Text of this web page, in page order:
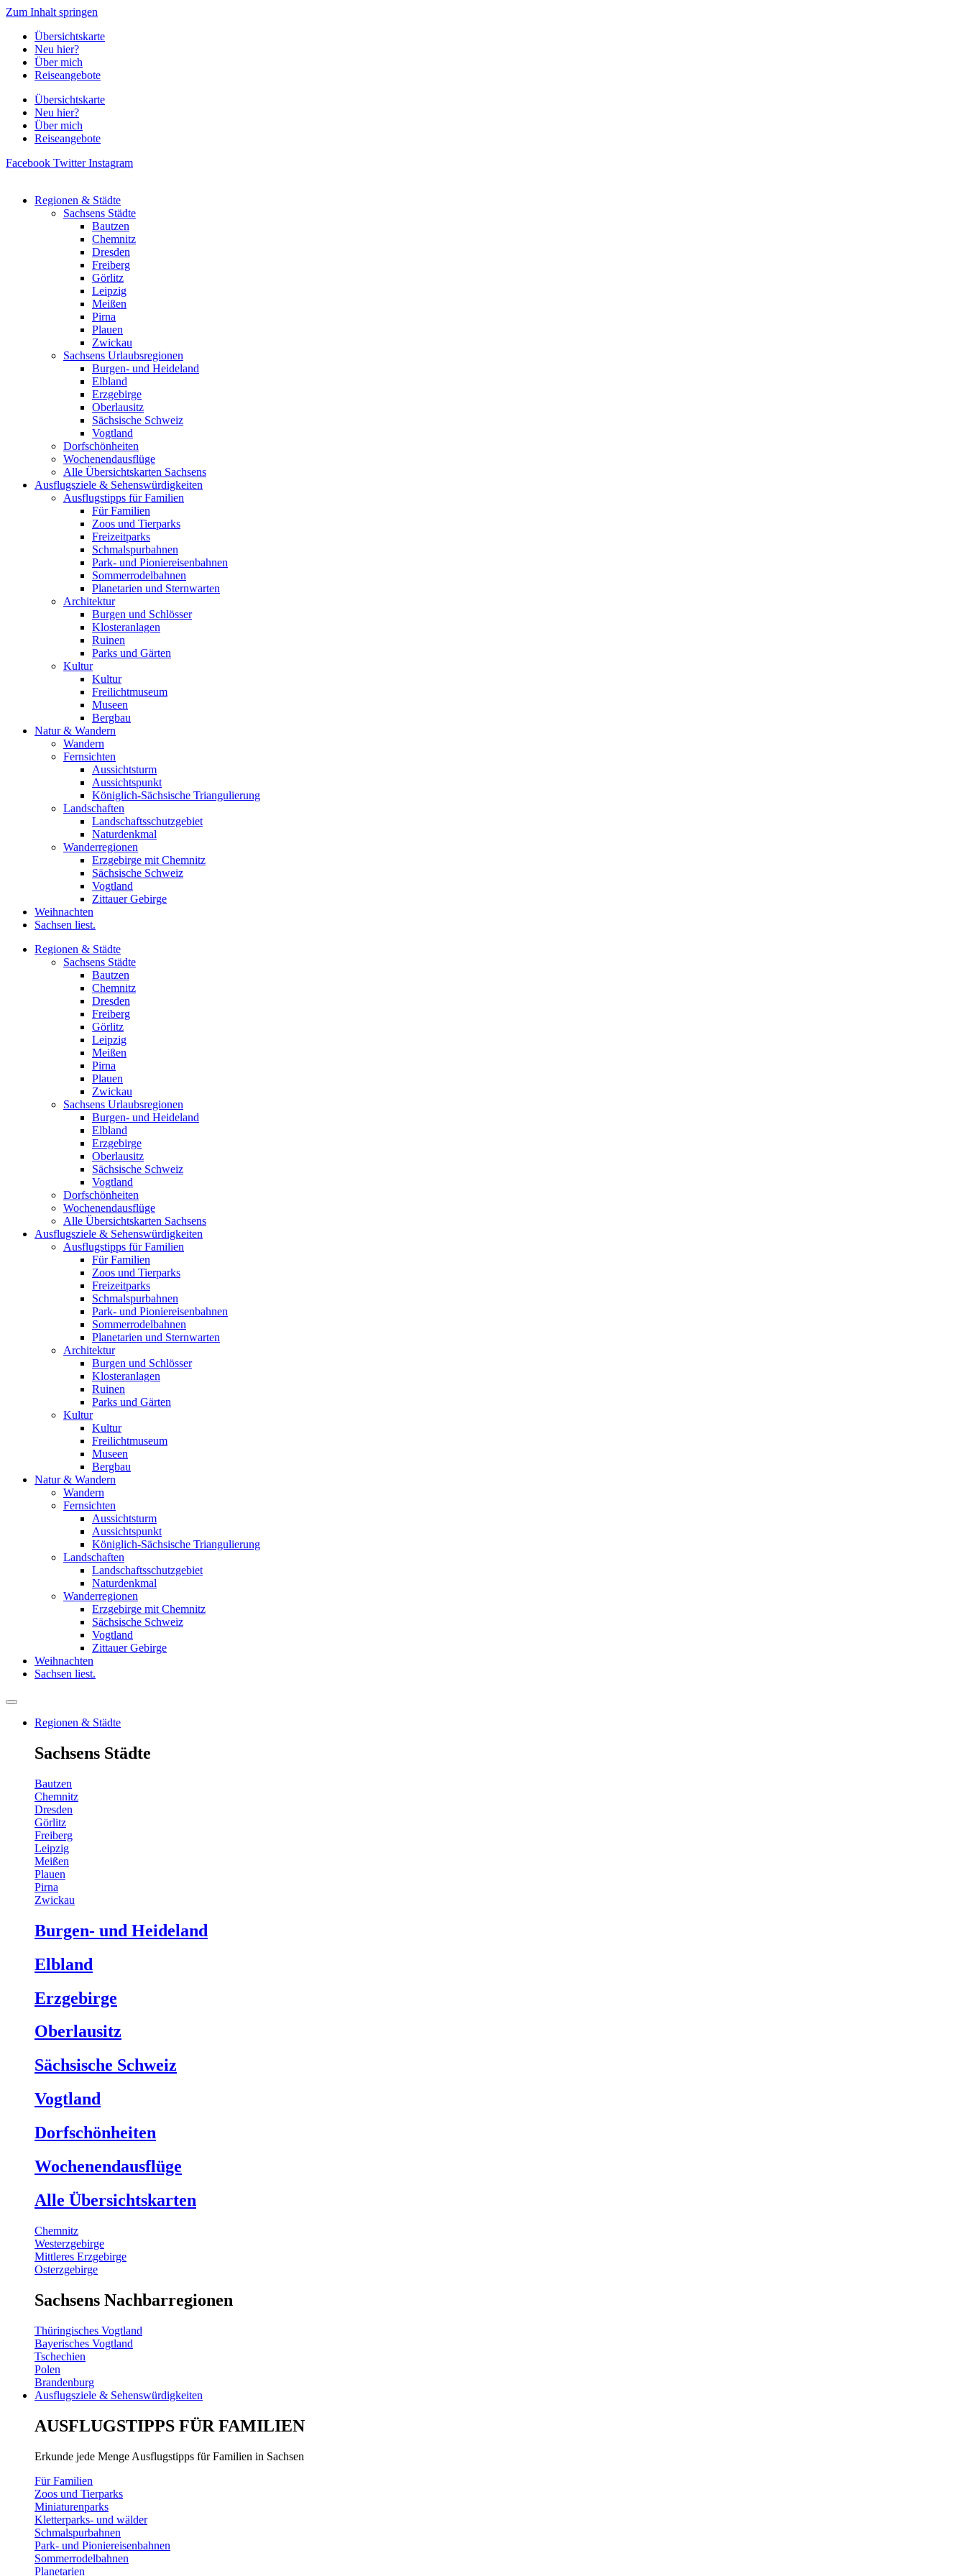
Zum Inhalt springen
Übersichtskarte
Neu hier?
Über mich
Reiseangebote
Übersichtskarte
Neu hier?
Über mich
Reiseangebote
Facebook Twitter Instagram
Regionen & Städte
Sachsens Städte
Bautzen
Chemnitz
Dresden
Freiberg
Görlitz
Leipzig
Meißen
Pirna
Plauen
Zwickau
Sachsens Urlaubsregionen
Burgen- und Heideland
Elbland
Erzgebirge
Oberlausitz
Sächsische Schweiz
Vogtland
Dorfschönheiten
Wochenendausflüge
Alle Übersichtskarten Sachsens
Ausflugsziele & Sehenswürdigkeiten
Ausflugstipps für Familien
Für Familien
Zoos und Tierparks
Freizeitparks
Schmalspurbahnen
Park- und Pioniereisenbahnen
Sommerrodelbahnen
Planetarien und Sternwarten
Architektur
Burgen und Schlösser
Klosteranlagen
Ruinen
Parks und Gärten
Kultur
Kultur
Freilichtmuseum
Museen
Bergbau
Natur & Wandern
Wandern
Fernsichten
Aussichtsturm
Aussichtspunkt
Königlich-Sächsische Triangulierung
Landschaften
Landschaftsschutzgebiet
Naturdenkmal
Wanderregionen
Erzgebirge mit Chemnitz
Sächsische Schweiz
Vogtland
Zittauer Gebirge
Weihnachten
Sachsen liest.
Regionen & Städte
Sachsens Städte
Bautzen
Chemnitz
Dresden
Freiberg
Görlitz
Leipzig
Meißen
Pirna
Plauen
Zwickau
Sachsens Urlaubsregionen
Burgen- und Heideland
Elbland
Erzgebirge
Oberlausitz
Sächsische Schweiz
Vogtland
Dorfschönheiten
Wochenendausflüge
Alle Übersichtskarten Sachsens
Ausflugsziele & Sehenswürdigkeiten
Ausflugstipps für Familien
Für Familien
Zoos und Tierparks
Freizeitparks
Schmalspurbahnen
Park- und Pioniereisenbahnen
Sommerrodelbahnen
Planetarien und Sternwarten
Architektur
Burgen und Schlösser
Klosteranlagen
Ruinen
Parks und Gärten
Kultur
Kultur
Freilichtmuseum
Museen
Bergbau
Natur & Wandern
Wandern
Fernsichten
Aussichtsturm
Aussichtspunkt
Königlich-Sächsische Triangulierung
Landschaften
Landschaftsschutzgebiet
Naturdenkmal
Wanderregionen
Erzgebirge mit Chemnitz
Sächsische Schweiz
Vogtland
Zittauer Gebirge
Weihnachten
Sachsen liest.
Regionen & Städte
Sachsens Städte
Bautzen
Chemnitz
Dresden
Görlitz
Freiberg
Leipzig
Meißen
Plauen
Pirna
Zwickau
Burgen- und Heideland
Elbland
Erzgebirge
Oberlausitz
Sächsische Schweiz
Vogtland
Dorfschönheiten
Wochenendausflüge
Alle Übersichtskarten
Chemnitz
Westerzgebirge
Mittleres Erzgebirge
Osterzgebirge
Sachsens Nachbarregionen
Thüringisches Vogtland
Bayerisches Vogtland
Tschechien
Polen
Brandenburg
Ausflugsziele & Sehenswürdigkeiten
AUSFLUGSTIPPS FÜR FAMILIEN
Erkunde jede Menge Ausflugstipps für Familien in Sachsen
Für Familien
Zoos und Tierparks
Miniaturenparks
Kletterparks- und wälder
Schmalspurbahnen
Park- und Pioniereisenbahnen
Sommerrodelbahnen
Planetarien